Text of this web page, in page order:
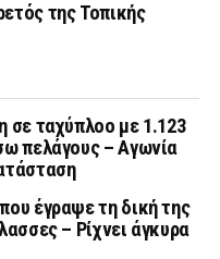
της Τοπικής
σε ταχύπλοο με 1.123
πελάγους – Αγωνία
έγραψε τη δική της
– Ρίχνει άγκυρα